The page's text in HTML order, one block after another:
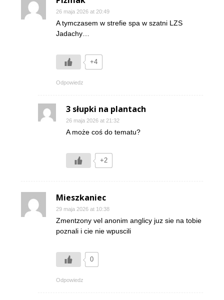
26 maja 2026 at 20:49
A tymczasem w strefie spa w szatni LZS
Jadachy…
+4
Odpowiedz
3 słupki na plantach
26 maja 2026 at 21:32
A może coś do tematu?
+2
Mieszkaniec
29 maja 2026 at 10:38
Zmentzony vel anonim anglicy juz sie na tobie
poznali i cie nie wpuscili
0
Odpowiedz